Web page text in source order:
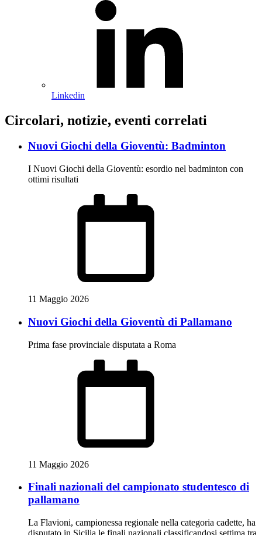
Linkedin
Circolari, notizie, eventi correlati
Nuovi Giochi della Gioventù: Badminton
I Nuovi Giochi della Gioventù: esordio nel badminton con
ottimi risultati
11 Maggio 2026
Nuovi Giochi della Gioventù di Pallamano
Prima fase provinciale disputata a Roma
11 Maggio 2026
Finali nazionali del campionato studentesco di
pallamano
La Flavioni, campionessa regionale nella categoria cadette, ha
disputato in Sicilia le finali nazionali classificandosi settima tra